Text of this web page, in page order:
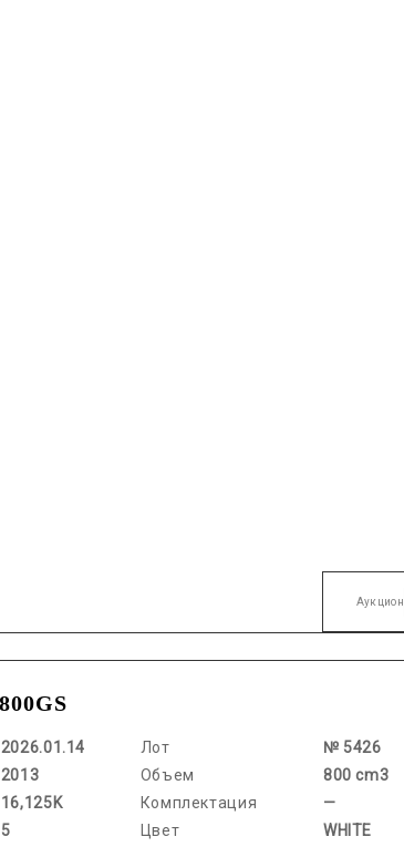
Аукцион
2026.01.14
2013
16,125K
5
Лот
№ 5426
Объем
800 cm3
Комплектация
—
Цвет
WHITE